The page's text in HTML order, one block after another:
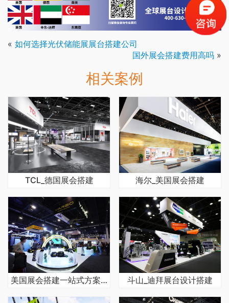
« 如何选择光伏储能展展台搭建公司
国外展会搭建费用高吗 »
相关案例
TCL_德国展会搭建 海尔_美国展会搭建
美国展会搭建一站式方案，落地无忧 斗山_迪拜展台设计搭建